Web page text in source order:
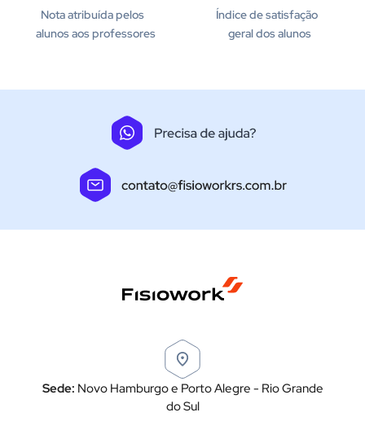
Nota atribuída pelos
alunos aos professores
Índice de satisfação
geral dos alunos
Sede: Novo Hamburgo e Porto Alegre - Rio Grande
do Sul